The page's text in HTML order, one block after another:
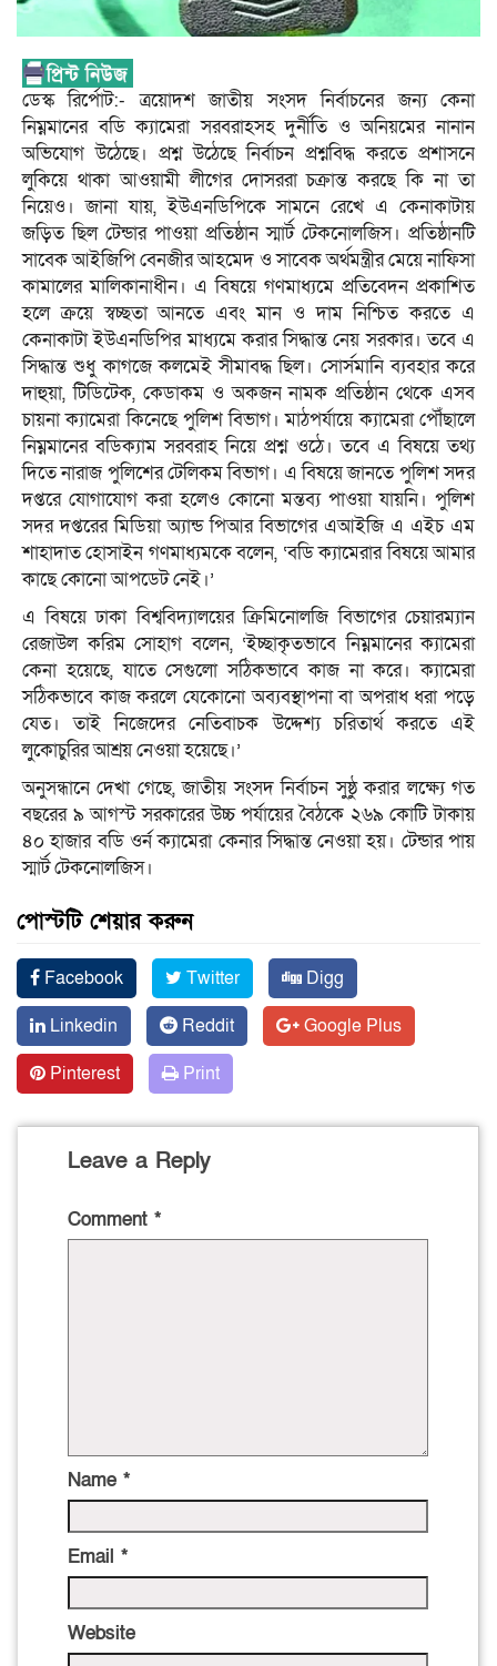
ডেস্ক রির্পোট:- ত্রয়োদশ জাতীয় সংসদ নির্বাচনের জন্য কেনা
নিম্নমানের বডি ক্যামেরা সরবরাহসহ দুর্নীতি ও অনিয়মের নানান
অভিযোগ উঠেছে। প্রশ্ন উঠেছে নির্বাচন প্রশ্নবিদ্ধ করতে প্রশাসনে
লুকিয়ে থাকা আওয়ামী লীগের দোসররা চক্রান্ত করছে কি না তা
নিয়েও। জানা যায়, ইউএনডিপিকে সামনে রেখে এ কেনাকাটায়
জড়িত ছিল টেন্ডার পাওয়া প্রতিষ্ঠান স্মার্ট টেকনোলজিস। প্রতিষ্ঠানটি
সাবেক আইজিপি বেনজীর আহমেদ ও সাবেক অর্থমন্ত্রীর মেয়ে নাফিসা
কামালের মালিকানাধীন। এ বিষয়ে গণমাধ্যমে প্রতিবেদন প্রকাশিত
হলে ক্রয়ে স্বচ্ছতা আনতে এবং মান ও দাম নিশ্চিত করতে এ
কেনাকাটা ইউএনডিপির মাধ্যমে করার সিদ্ধান্ত নেয় সরকার। তবে এ
সিদ্ধান্ত শুধু কাগজে কলমেই সীমাবদ্ধ ছিল। সোর্সমানি ব্যবহার করে
দাহুয়া, টিডিটেক, কেডাকম ও অকজন নামক প্রতিষ্ঠান থেকে এসব
চায়না ক্যামেরা কিনেছে পুলিশ বিভাগ। মাঠপর্যায়ে ক্যামেরা পৌঁছালে
নিম্নমানের বডিক্যাম সরবরাহ নিয়ে প্রশ্ন ওঠে। তবে এ বিষয়ে তথ্য
দিতে নারাজ পুলিশের টেলিকম বিভাগ। এ বিষয়ে জানতে পুলিশ সদর
দপ্তরে যোগাযোগ করা হলেও কোনো মন্তব্য পাওয়া যায়নি। পুলিশ
সদর দপ্তরের মিডিয়া অ্যান্ড পিআর বিভাগের এআইজি এ এইচ এম
শাহাদাত হোসাইন গণমাধ্যমকে বলেন, ‘বডি ক্যামেরার বিষয়ে আমার
কাছে কোনো আপডেট নেই।’
এ বিষয়ে ঢাকা বিশ্ববিদ্যালয়ের ক্রিমিনোলজি বিভাগের চেয়ারম্যান
রেজাউল করিম সোহাগ বলেন, ‘ইচ্ছাকৃতভাবে নিম্নমানের ক্যামেরা
কেনা হয়েছে, যাতে সেগুলো সঠিকভাবে কাজ না করে। ক্যামেরা
সঠিকভাবে কাজ করলে যেকোনো অব্যবস্থাপনা বা অপরাধ ধরা পড়ে
যেত। তাই নিজেদের নেতিবাচক উদ্দেশ্য চরিতার্থ করতে এই
লুকোচুরির আশ্রয় নেওয়া হয়েছে।’
অনুসন্ধানে দেখা গেছে, জাতীয় সংসদ নির্বাচন সুষ্ঠু করার লক্ষ্যে গত
বছরের ৯ আগস্ট সরকারের উচ্চ পর্যায়ের বৈঠকে ২৬৯ কোটি টাকায়
৪০ হাজার বডি ওর্ন ক্যামেরা কেনার সিদ্ধান্ত নেওয়া হয়। টেন্ডার পায়
স্মার্ট টেকনোলজিস।
পোস্টটি শেয়ার করুন
Facebook Twitter
Digg
Linkedin
Reddit
Google Plus
Pinterest
Print
Leave a Reply
Comment *
Name *
Email *
Website